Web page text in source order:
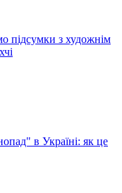
підсумки з художнім
в Україні: як це